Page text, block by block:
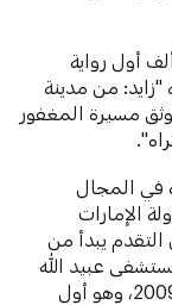
أول رواية
1971، ويعد كتابه "زايد: من مدينة
مسيرة المغفور
في المجال
الإمارات
التقدم يبدأ من
عبيد الله
لعلاج كبار المواطنين" في رأس الخيمة عام 2009، وهو أول